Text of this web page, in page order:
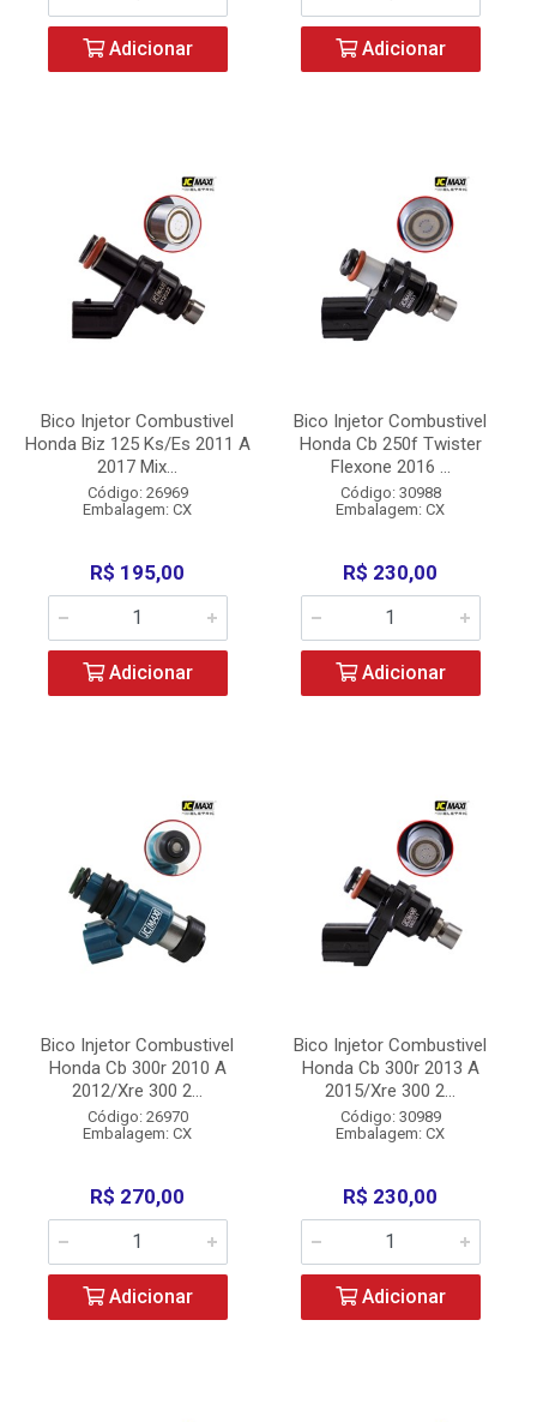
Adicionar Adicionar
Bico Injetor Combustivel
Honda Biz 125 Ks/Es 2011 A
2017 Mix...
Código: 26969
Embalagem: CX
R$ 195,00
Adicionar
Bico Injetor Combustivel
Honda Cb 250f Twister
Flexone 2016 ...
Código: 30988
Embalagem: CX
R$ 230,00
Adicionar
Bico Injetor Combustivel
Honda Cb 300r 2010 A
2012/Xre 300 2...
Código: 26970
Embalagem: CX
R$ 270,00
Adicionar
Bico Injetor Combustivel
Honda Cb 300r 2013 A
2015/Xre 300 2...
Código: 30989
Embalagem: CX
R$ 230,00
Adicionar